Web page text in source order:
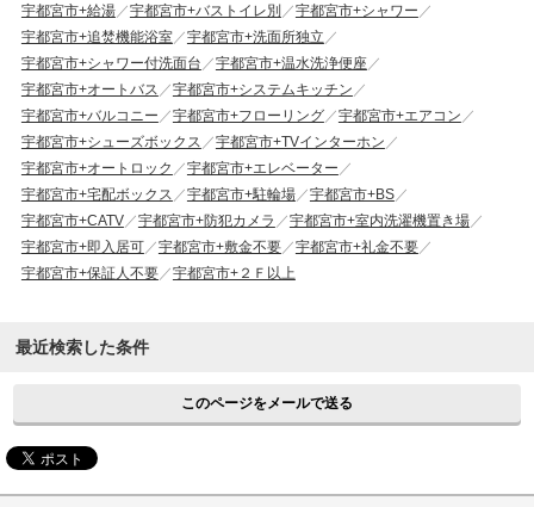
宇都宮市+給湯 宇都宮市+バストイレ別
宇都宮市+シャワー
宇都宮市+追焚機能浴室
宇都宮市+洗面所独立
宇都宮市+シャワー付洗面台
宇都宮市+温水洗浄便座
宇都宮市+オートバス
宇都宮市+システムキッチン
宇都宮市+バルコニー
宇都宮市+フローリング
宇都宮市+エアコン
宇都宮市+シューズボックス
宇都宮市+TVインターホン
宇都宮市+オートロック
宇都宮市+エレベーター
宇都宮市+宅配ボックス
宇都宮市+駐輪場
宇都宮市+BS
宇都宮市+CATV
宇都宮市+防犯カメラ
宇都宮市+室内洗濯機置き場
宇都宮市+即入居可
宇都宮市+敷金不要
宇都宮市+礼金不要
宇都宮市+保証人不要
宇都宮市+２Ｆ以上
最近検索した条件
このページをメールで送る